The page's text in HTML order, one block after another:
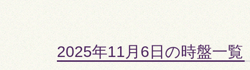
2025年11月6日の時盤一覧